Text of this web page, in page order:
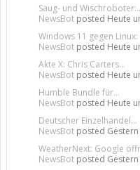
Saug- und
NewsBot posted Heute
Windows 11 gegen Linux:
NewsBot posted Heute
Akte X: Chris Carters...
NewsBot posted Heute
Humble Bundle für...
NewsBot posted Heute
Deutscher Einzelhandel...
NewsBot posted
WeatherNext: Google
NewsBot posted